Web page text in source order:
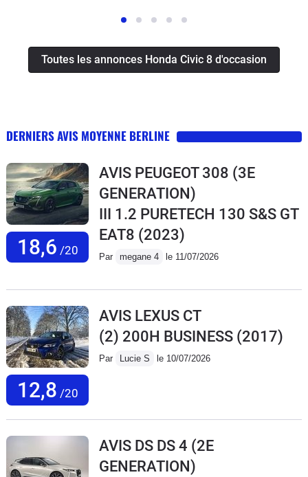
Toutes les annonces Honda Civic 8 d'occasion
DERNIERS AVIS MOYENNE BERLINE
18,6 /20
AVIS PEUGEOT 308 (3E
GENERATION)
III 1.2 PURETECH 130 S&S GT
EAT8 (2023)
Par megane 4 le 11/07/2026
12,8 /20
AVIS LEXUS CT
(2) 200H BUSINESS (2017)
Par Lucie S le 10/07/2026
AVIS DS DS 4 (2E
GENERATION)